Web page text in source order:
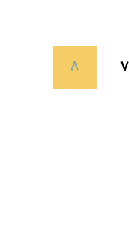
7
8